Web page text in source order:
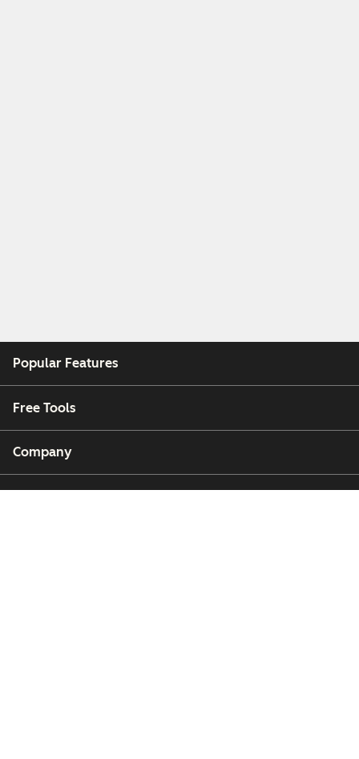
Popular Features
Free Tools
Company